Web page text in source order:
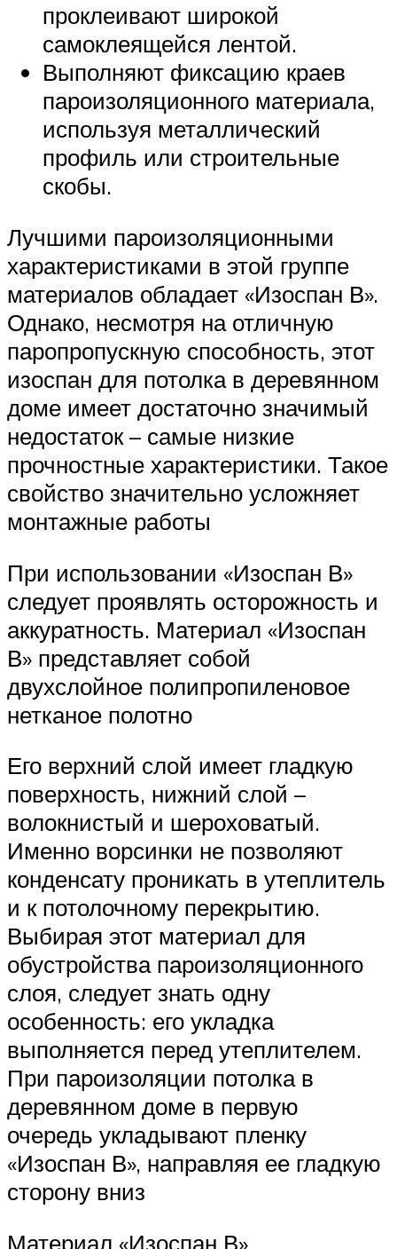
проклеивают широкой
самоклеящейся лентой.
Выполняют фиксацию краев
пароизоляционного материала,
используя металлический
профиль или строительные
скобы.
Лучшими пароизоляционными
характеристиками в этой группе
материалов обладает «Изоспан В».
Однако, несмотря на отличную
паропропускную способность, этот
изоспан для потолка в деревянном
доме имеет достаточно значимый
недостаток – самые низкие
прочностные характеристики. Такое
свойство значительно усложняет
монтажные работы
При использовании «Изоспан В»
следует проявлять осторожность и
аккуратность. Материал «Изоспан
В» представляет собой
двухслойное полипропиленовое
нетканое полотно
Его верхний слой имеет гладкую
поверхность, нижний слой –
волокнистый и шероховатый.
Именно ворсинки не позволяют
конденсату проникать в утеплитель
и к потолочному перекрытию.
Выбирая этот материал для
обустройства пароизоляционного
слоя, следует знать одну
особенность: его укладка
выполняется перед утеплителем.
При пароизоляции потолка в
деревянном доме в первую
очередь укладывают пленку
«Изоспан В», направляя ее гладкую
сторону вниз
Материал «Изоспан В»